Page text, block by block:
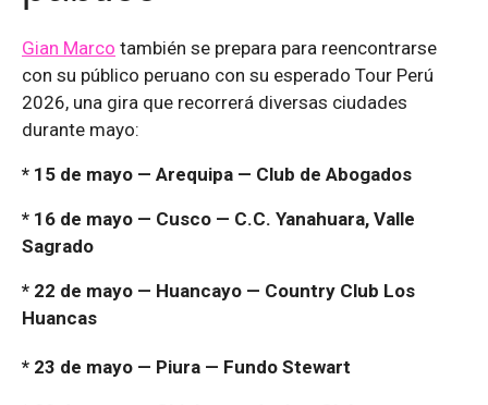
Gian Marco también se prepara para reencontrarse
con su público peruano con su esperado Tour Perú
2026, una gira que recorrerá diversas ciudades
durante mayo:
* 15 de mayo — Arequipa — Club de Abogados
* 16 de mayo — Cusco — C.C. Yanahuara, Valle
Sagrado
* 22 de mayo — Huancayo — Country Club Los
Huancas
* 23 de mayo — Piura — Fundo Stewart